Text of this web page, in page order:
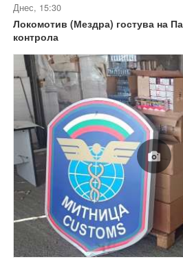
Днес, 15:30
Локомотив (Мездра) гостува на
контрола